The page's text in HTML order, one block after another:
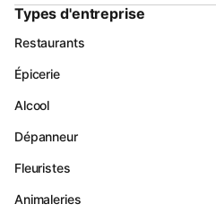
Types d'entreprise
Restaurants
Épicerie
Alcool
Dépanneur
Fleuristes
Animaleries